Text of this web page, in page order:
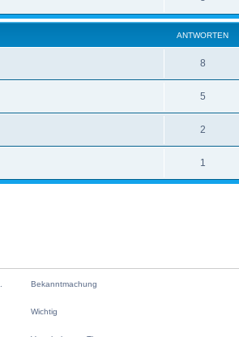
ANTWORTEN
8
5
2
1
e
Bekanntmachung
Wichtig